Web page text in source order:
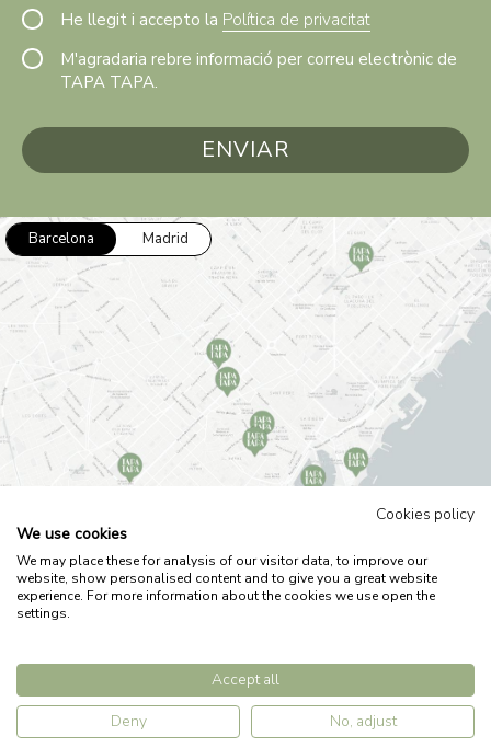
RESERVES
He llegit i accepto la Política de privacitat
M'agradaria rebre informació per correu electrònic de
TAPA TAPA.
Barcelona Madrid
Avís legal Política de privacitat
Política de cookies
Cookies policy
We use cookies
We may place these for analysis of our visitor data, to improve our
website, show personalised content and to give you a great website
experience. For more information about the cookies we use open the
settings.
Accept all
Deny
No, adjust